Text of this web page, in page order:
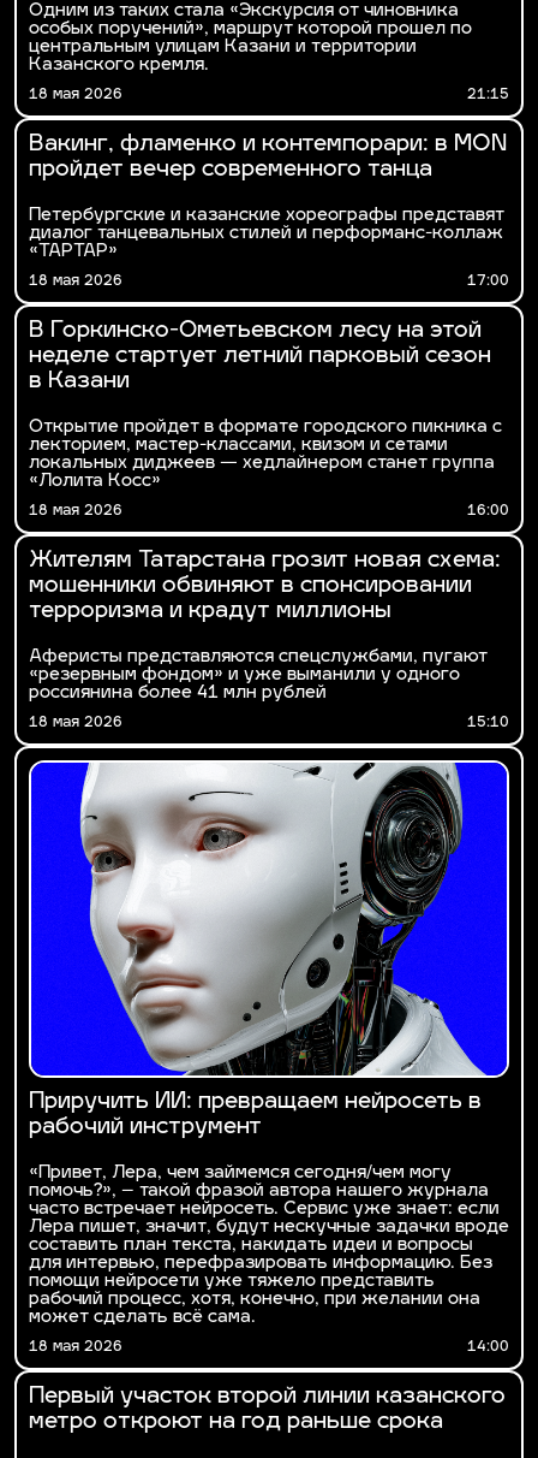
Одним из таких стала «Экскурсия от чиновника
особых поручений», маршрут которой прошел по
центральным улицам Казани и территории
Казанского кремля.
18 мая 2026 21:15
Вакинг, фламенко и контемпорари: в MOÑ
пройдет вечер современного танца
Петербургские и казанские хореографы представят
диалог танцевальных стилей и перформанс-коллаж
«ТАРТАР»
18 мая 2026 17:00
В Горкинско-Ометьевском лесу на этой
неделе стартует летний парковый сезон
в Казани
Открытие пройдет в формате городского пикника с
лекторием, мастер-классами, квизом и сетами
локальных диджеев — хедлайнером станет группа
«Лолита Косс»
18 мая 2026 16:00
Жителям Татарстана грозит новая схема:
мошенники обвиняют в спонсировании
терроризма и крадут миллионы
Аферисты представляются спецслужбами, пугают
«резервным фондом» и уже выманили у одного
россиянина более 41 млн рублей
18 мая 2026 15:10
Приручить ИИ: превращаем нейросеть в
рабочий инструмент
«Привет, Лера, чем займемся сегодня/чем могу
помочь?», – такой фразой автора нашего журнала
часто встречает нейросеть. Сервис уже знает: если
Лера пишет, значит, будут нескучные задачки вроде
составить план текста, накидать идеи и вопросы
для интервью, перефразировать информацию. Без
помощи нейросети уже тяжело представить
рабочий процесс, хотя, конечно, при желании она
может сделать всё сама.
18 мая 2026 14:00
Первый участок второй линии казанского
метро откроют на год раньше срока